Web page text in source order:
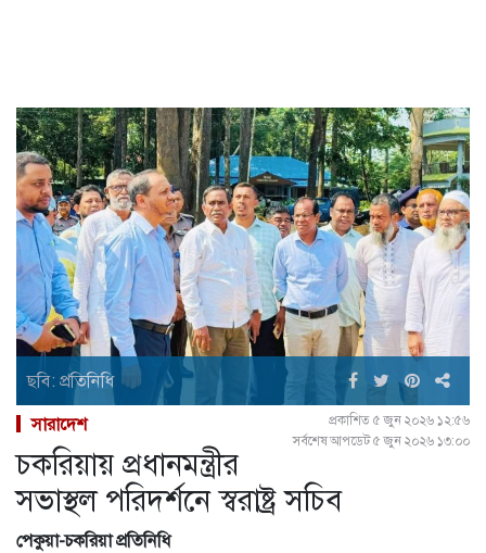
ছবি: প্রতিনিধি
সারাদেশ
প্রকাশিত ৫ জুন ২০২৬ ১২:৫৬
সর্বশেষ আপডেট ৫ জুন ২০২৬ ১৩:০০
চকরিয়ায় প্রধানমন্ত্রীর
সভাস্থল পরিদর্শনে স্বরাষ্ট্র সচিব
পেকুয়া-চকরিয়া প্রতিনিধি